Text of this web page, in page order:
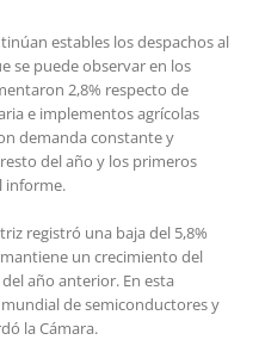
estables los despachos al
se puede observar en los
2,8% respecto de
e implementos agrícolas
demanda constante y
del año y los primeros
informe.
registró una baja del 5,8%
un crecimiento del
año anterior. En esta
de semiconductores y
la Cámara.